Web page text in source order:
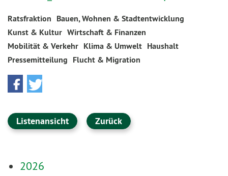
Ratsfraktion Bauen, Wohnen & Stadtentwicklung
Kunst & Kultur Wirtschaft & Finanzen
Mobilität & Verkehr Klima & Umwelt Haushalt
Pressemitteilung Flucht & Migration
Listenansicht Zurück
2026